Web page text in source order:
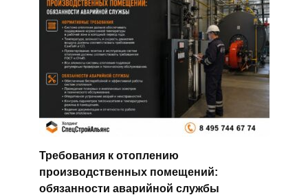
Требования к отоплению
производственных помещений:
обязанности аварийной службы